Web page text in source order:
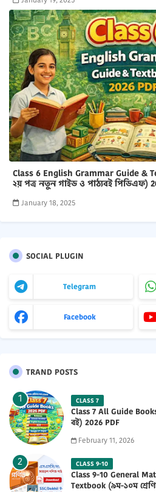
Class 6 English Grammar Guide &
২য় পত্র নতুন গাইড ও পাঠ্যবই পিডিএফ)
January 18, 2025
SOCIAL PLUGIN
Telegram
Facebook
TRAND POSTS
CLASS 7
Class 7 All Guide
বই) 2026 PDF
February 11, 2026
CLASS 9-10
Class 9-10 General
Textbook (৯ম-১০ম